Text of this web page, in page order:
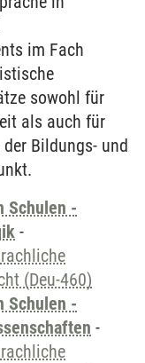
im Fach
sowohl für
als auch für
Bildungs- und
Schulen -
-
(Deu-460)
Schulen -
-